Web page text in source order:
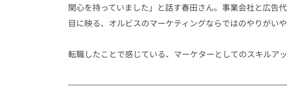
関心を持っていました」と話す春田さん。事業会社と広告
目に映る、オルビスのマーケティングならではのやりがい
転職したことで感じている、マーケターとしてのスキルア